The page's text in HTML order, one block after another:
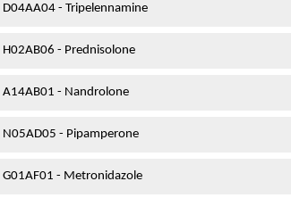
D04AA04 - Tripelennamine
H02AB06 - Prednisolone
A14AB01 - Nandrolone
N05AD05 - Pipamperone
G01AF01 - Metronidazole